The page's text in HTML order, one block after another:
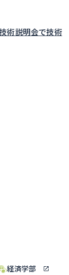
術説明会で技術
経済学部